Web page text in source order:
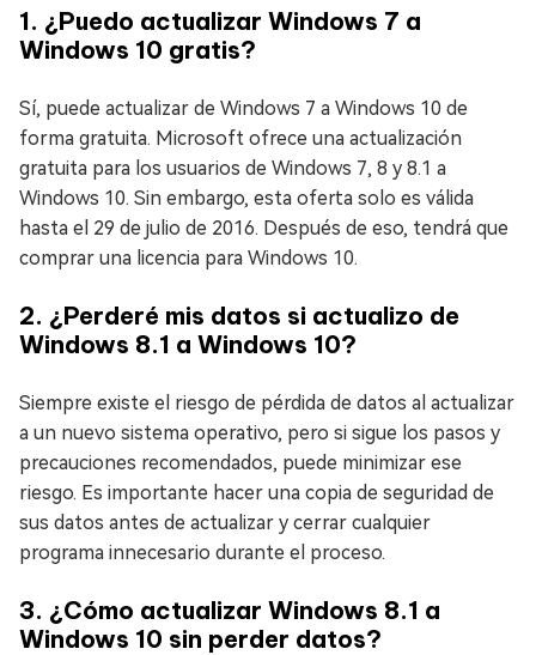
1. ¿Puedo actualizar Windows 7 a
Windows 10 gratis?
Sí, puede actualizar de Windows 7 a Windows 10 de
forma gratuita. Microsoft ofrece una actualización
gratuita para los usuarios de Windows 7, 8 y 8.1 a
Windows 10. Sin embargo, esta oferta solo es válida
hasta el 29 de julio de 2016. Después de eso, tendrá que
comprar una licencia para Windows 10.
2. ¿Perderé mis datos si actualizo de
Windows 8.1 a Windows 10?
Siempre existe el riesgo de pérdida de datos al actualizar
a un nuevo sistema operativo, pero si sigue los pasos y
precauciones recomendados, puede minimizar ese
riesgo. Es importante hacer una copia de seguridad de
sus datos antes de actualizar y cerrar cualquier
programa innecesario durante el proceso.
3. ¿Cómo actualizar Windows 8.1 a
Windows 10 sin perder datos?